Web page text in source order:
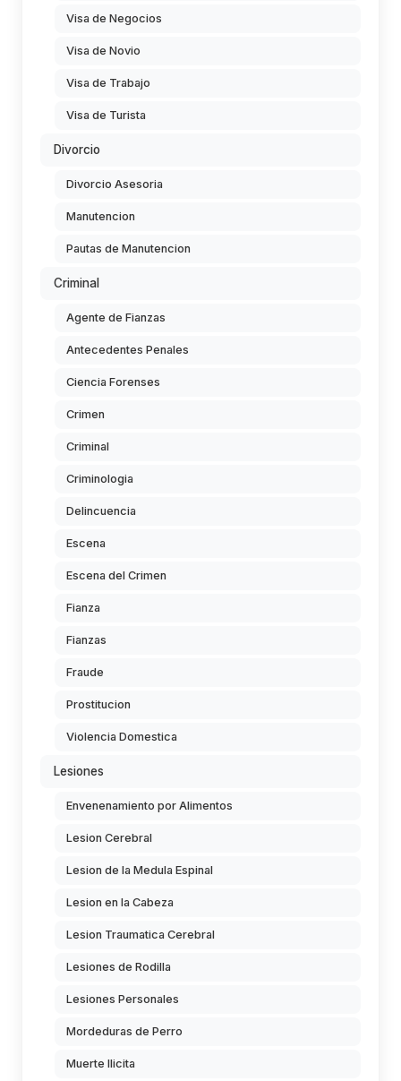
Visa de Negocios
Visa de Novio
Visa de Trabajo
Visa de Turista
Divorcio
Divorcio Asesoria
Manutencion
Pautas de Manutencion
Criminal
Agente de Fianzas
Antecedentes Penales
Ciencia Forenses
Crimen
Criminal
Criminologia
Delincuencia
Escena
Escena del Crimen
Fianza
Fianzas
Fraude
Prostitucion
Violencia Domestica
Lesiones
Envenenamiento por Alimentos
Lesion Cerebral
Lesion de la Medula Espinal
Lesion en la Cabeza
Lesion Traumatica Cerebral
Lesiones de Rodilla
Lesiones Personales
Mordeduras de Perro
Muerte Ilicita